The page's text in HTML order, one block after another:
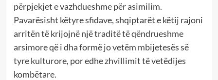
përpjekjet e vazhdueshme për asimilim.
Pavarësisht këtyre sfidave, shqiptarët e këtij rajoni
arritën të krijojnë një traditë të qëndrueshme
arsimore që i dha formë jo vetëm mbijetesës së
tyre kulturore, por edhe zhvillimit të vetëdijes
kombëtare.